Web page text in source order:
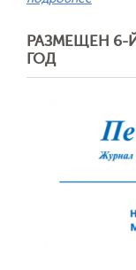
РАЗМЕЩЕН 6-
ГОД